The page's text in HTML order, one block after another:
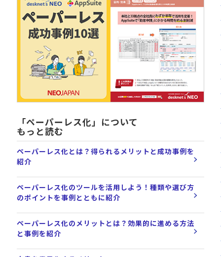
「ペーパーレス化」について
もっと読む
ペーパーレス化とは？得られるメリットと成功事例を
紹介
ペーパーレス化のツールを活用しよう！種類や選び方
のポイントを事例とともに紹介
ペーパーレス化のメリットとは？効果的に進める方法
と事例を紹介